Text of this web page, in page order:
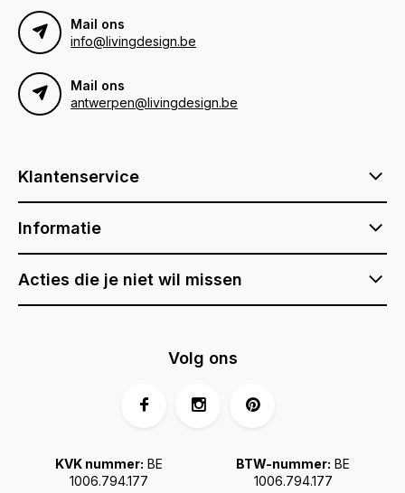
Mail ons
info@livingdesign.be
Mail ons
antwerpen@livingdesign.be
Klantenservice
Informatie
Acties die je niet wil missen
KVK nummer: BE
1006.794.177
BTW-nummer: BE
1006.794.177
Volg ons